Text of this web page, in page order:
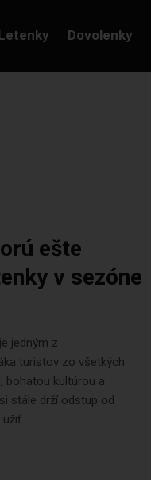
Dovolenky
ešte
v sezóne
jedným z
turistov zo všetkých
bohatou kultúrou a
stále drží odstup od